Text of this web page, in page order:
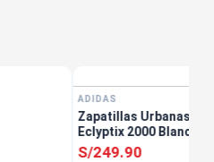
ADIDAS
Zapatillas Urbanas
Eclyptix 2000 Blanco
S/249.90